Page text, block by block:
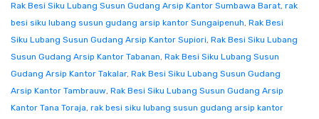
Rak Besi Siku Lubang Susun Gudang Arsip Kantor Sumbawa Barat, rak
besi siku lubang susun gudang arsip kantor Sungaipenuh, Rak Besi
Siku Lubang Susun Gudang Arsip Kantor Supiori, Rak Besi Siku Lubang
Susun Gudang Arsip Kantor Tabanan, Rak Besi Siku Lubang Susun
Gudang Arsip Kantor Takalar, Rak Besi Siku Lubang Susun Gudang
Arsip Kantor Tambrauw, Rak Besi Siku Lubang Susun Gudang Arsip
Kantor Tana Toraja, rak besi siku lubang susun gudang arsip kantor